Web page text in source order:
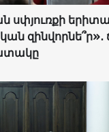
սփյուռքի